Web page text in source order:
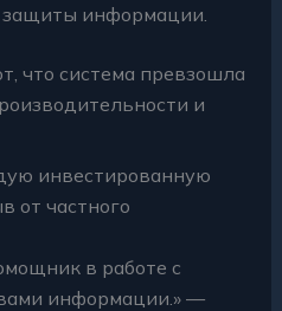
защиты информации.
что система превзошла
и
инвестированную
от частного
в работе с
информации.» —